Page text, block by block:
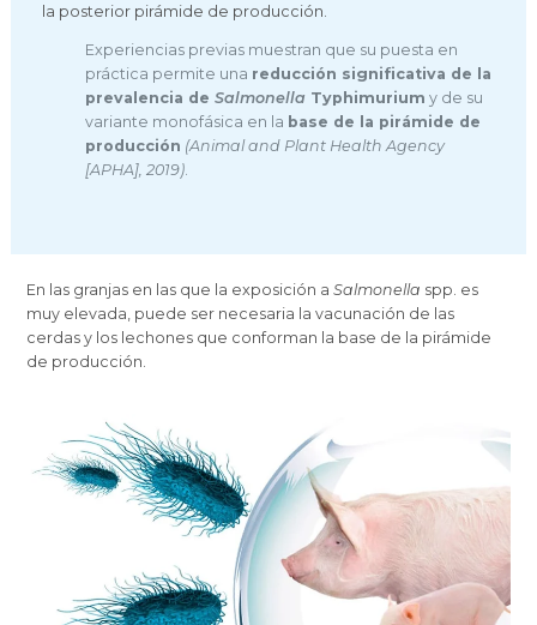
la posterior pirámide de producción.
Experiencias previas muestran que su puesta en
práctica permite una reducción significativa de la
prevalencia de Salmonella Typhimurium y de su
variante monofásica en la base de la pirámide de
producción (Animal and Plant Health Agency
[APHA], 2019).
En las granjas en las que la exposición aSalmonella spp. es
muy elevada, puede ser necesaria la vacunación de las
cerdas y los lechones que conforman la base de la pirámide
de producción.